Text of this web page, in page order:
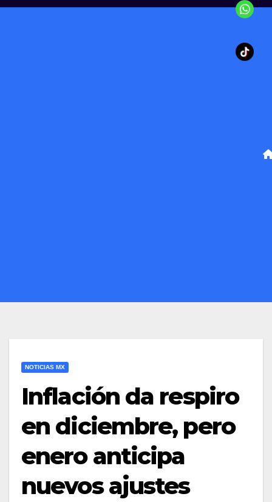
NOTICIAS MX
Inflación da respiro
en diciembre, pero
enero anticipa
nuevos ajustes